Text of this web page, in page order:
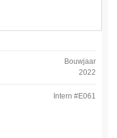
Bouwjaar
2022
Intern #E061